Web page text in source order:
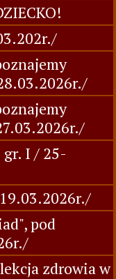
gr. I / 25-
pod
zdrowia w